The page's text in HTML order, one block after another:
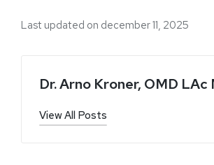
Last updated on december 11, 2025
Dr. Arno Kroner, OMD LAc
View All Posts